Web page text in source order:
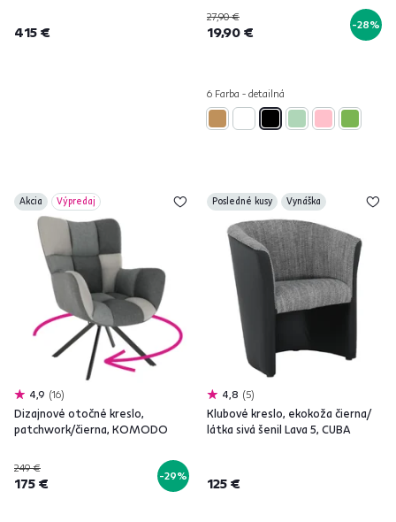
415 €
27,90 €
19,90 € -28%
6 Farba - detailná
Akcia Výpredaj
4,9 16
Dizajnové otočné kreslo,
patchwork/čierna, KOMODO
249 €
175 € -29%
Posledné kusy Vynáška
4,8 5
Klubové kreslo, ekokoža čierna/
látka sivá šenil Lava 5, CUBA
125 €